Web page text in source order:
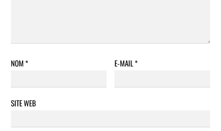
NOM* E-MAIL*
SITE WEB